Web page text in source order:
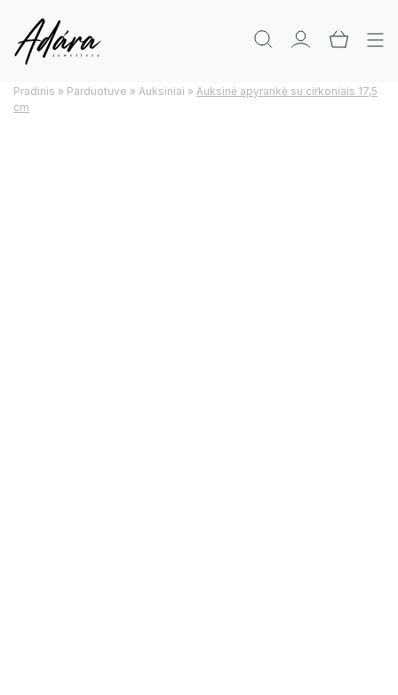
Pradinis » Parduotuve » Auksiniai » Auksinė apyrankė su cirkoniais 17,5
cm